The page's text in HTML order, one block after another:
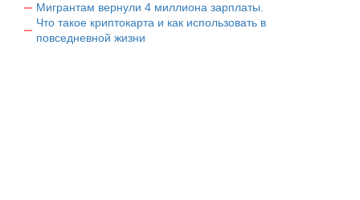
Мигрантам вернули 4 миллиона зарплаты.
Что такое криптокарта и как использовать в
повседневной жизни